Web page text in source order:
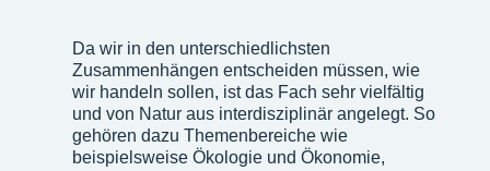
Da wir in den unterschiedlichsten
Zusammenhängen entscheiden müssen, wie
wir handeln sollen, ist das Fach sehr vielfältig
und von Natur aus interdisziplinär angelegt. So
gehören dazu Themenbereiche wie
beispielsweise Ökologie und Ökonomie,